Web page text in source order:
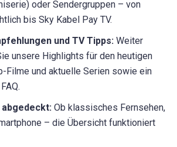
oder Sendergruppen – von
bis Sky Kabel Pay TV.
und TV Tipps: Weiter
unsere Highlights für den heutigen
Filme und aktuelle Serien sowie ein
Ob klassisches Fernsehen,
– die Übersicht funktioniert